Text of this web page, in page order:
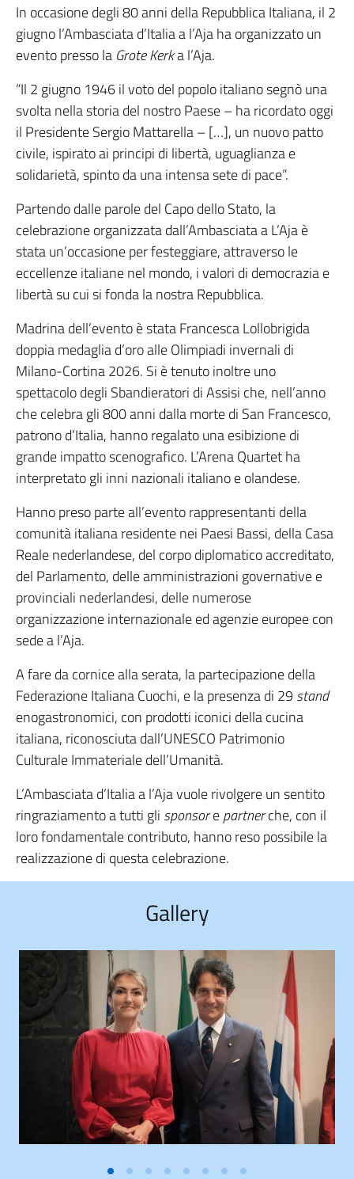
In occasione degli 80 anni della Repubblica Italiana, il 2
giugno l’Ambasciata d’Italia a l’Aja ha organizzato un
evento presso la Grote Kerka l’Aja.
“Il 2 giugno 1946 il voto del popolo italiano segnò una
svolta nella storia del nostro Paese – ha ricordato oggi
il Presidente Sergio Mattarella – […], un nuovo patto
civile, ispirato ai principi di libertà, uguaglianza e
solidarietà, spinto da una intensa sete di pace”.
Partendo dalle parole del Capo dello Stato, la
celebrazione organizzata dall’Ambasciata a L’Aja è
stata un’occasione per festeggiare, attraverso le
eccellenze italiane nel mondo, i valori di democrazia e
libertà su cui si fonda la nostra Repubblica.
Madrina dell’evento è stata Francesca Lollobrigida
doppia medaglia d’oro alle Olimpiadi invernali di
Milano-Cortina 2026. Si è tenuto inoltre uno
spettacolo degli Sbandieratori di Assisi che, nell’anno
che celebra gli 800 anni dalla morte di San Francesco,
patrono d’Italia, hanno regalato una esibizione di
grande impatto scenografico. L’Arena Quartet ha
interpretato gli inni nazionali italiano e olandese.
Hanno preso parte all’evento rappresentanti della
comunità italiana residente nei Paesi Bassi, della Casa
Reale nederlandese, del corpo diplomatico accreditato,
del Parlamento, delle amministrazioni governative e
provinciali nederlandesi, delle numerose
organizzazione internazionale ed agenzie europee con
sede a l’Aja.
A fare da cornice alla serata, la partecipazione della
Federazione Italiana Cuochi, e la presenza di 29 stand
enogastronomici, con prodotti iconici della cucina
italiana, riconosciuta dall’UNESCO Patrimonio
Culturale Immateriale dell’Umanità.
L’Ambasciata d’Italia a l’Aja vuole rivolgere un sentito
ringraziamento a tutti gli sponsorepartnerche, con il
loro fondamentale contributo, hanno reso possibile la
realizzazione di questa celebrazione.
Gallery